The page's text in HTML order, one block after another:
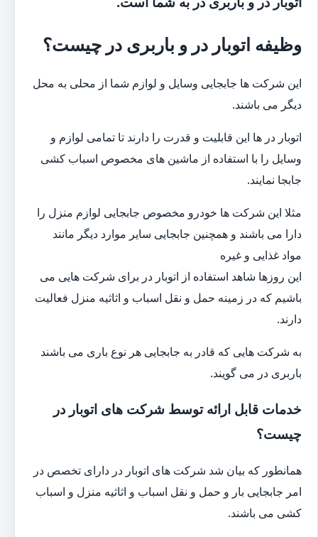
وظیفه اتوبار در و باربری در چیست؟
این شرکت ها جابجایی وسایل و لوازم شما از محلی به محل
دیگر می باشند.
اتوبار در ها این قابلیت و قدرت را دارند تا تمامی لوازم و
وسایل را با استفاده از ماشین های مخصوص اسباب کشی
جابجا نمایند.
مثلا این شرکت ها خودرو مخصوص جابجایی لوازم منزل را
دارا می باشند و همچنین جابجایی سایر موارد دیگر مانند
مواد غذایی و غیره
این روزها شاهد استفاده از اتوبار در برای شرکت هایی می
باشیم که در زمینه حمل و نقل اسباب و اثاثیه منزل فعالیت
دارند.
به شرکت هایی که قادر به جابجایی هر نوع باری می باشند
باربری در می گویند.
خدمات قابل ارائه توسط شرکت های اتوبار در
چیست؟
همانطور که بیان شد شرکت های اتوبار در دارای تخصص در
امر جابجایی بار و حمل و نقل اسباب و اثاثیه منزل و اسباب
کشی می باشند.